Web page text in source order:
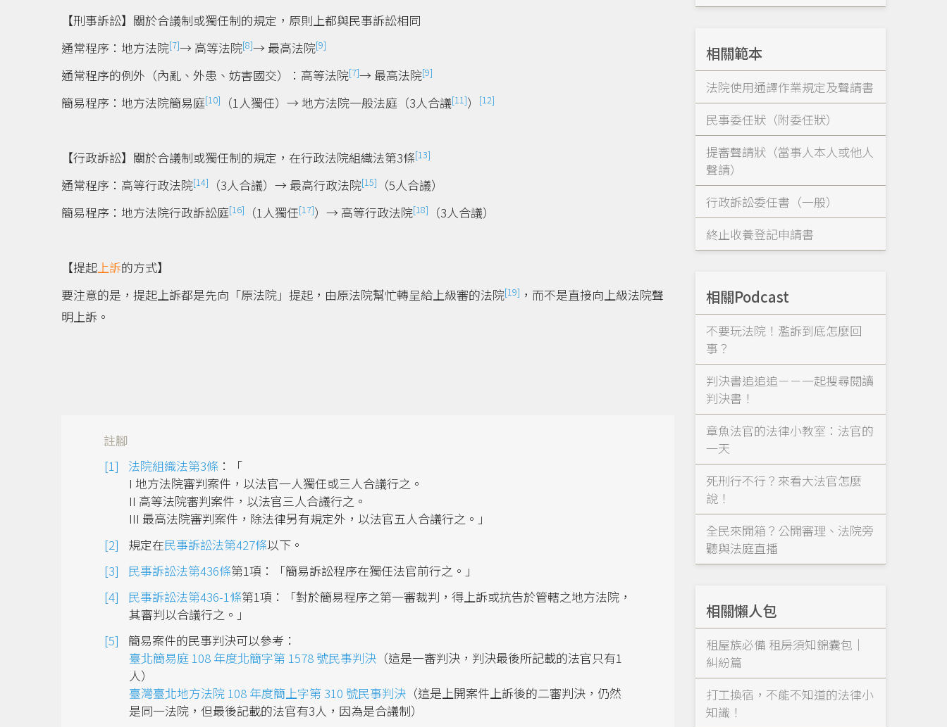
【刑事訴訟】關於合議制或獨任制的規定，原則上都與民事訴訟相同
通常程序：地方法院[7]→ 高等法院[8]→ 最高法院[9]
通常程序的例外（內亂、外患、妨害國交）：高等法院[7]→ 最高法院[9]
簡易程序：地方法院簡易庭[10] （1人獨任）→ 地方法院一般法庭（3人合議[11]） [12]
【行政訴訟】關於合議制或獨任制的規定，在行政法院組織法第3條[13]
通常程序：高等行政法院[14] （3人合議）→ 最高行政法院[15]
（5人合議）
簡易程序：地方法院行政訴訟庭[16] （1人獨任[17]）→ 高等行政法院[18] （3人合議）
【提起上訴的方式】
要注意的是，提起上訴都是先向「原法院」提起，由原法院幫忙轉呈給上級審的法院[19] ，而不是直接向上級法院聲
明上訴。
註腳
法院組織法第3條 ：「
I 地方法院審判案件，以法官一人獨任或三人合議行之。
II 高等法院審判案件，以法官三人合議行之。
III 最高法院審判案件，除法律另有規定外，以法官五人合議行之。」
規定在民事訴訟法第427條以下。
民事訴訟法第436條第1項：「簡易訴訟程序在獨任法官前行之。」
民事訴訟法第436-1條第1項：「對於簡易程序之第一審裁判，得上訴或抗告於管轄之地方法院，
其審判以合議行之。」
簡易案件的民事判決可以參考：
臺北簡易庭 108 年度北簡字第 1578 號民事判決 （這是一審判決，判決最後所記載的法官只有1
人）
臺灣臺北地方法院 108 年度簡上字第 310 號民事判決 （這是上開案件上訴後的二審判決，仍然
是同一法院，但最後記載的法官有3人，因為是合議制）
相關範本
法院使用通譯作業規定及聲請書
民事委任狀（附委任狀）
提審聲請狀（當事人本人或他人
聲請）
行政訴訟委任書（一般）
終止收養登記申請書
相關Podcast
不要玩法院！濫訴到底怎麼回
事？
判決書追追追－－一起搜尋閱讀
判決書！
章魚法官的法律小教室：法官的
一天
死刑行不行？來看大法官怎麼
說！
全民來開箱？公開審理、法院旁
聽與法庭直播
相關懶人包
租屋族必備 租房須知錦囊包｜
糾紛篇
打工換宿，不能不知道的法律小
知識！